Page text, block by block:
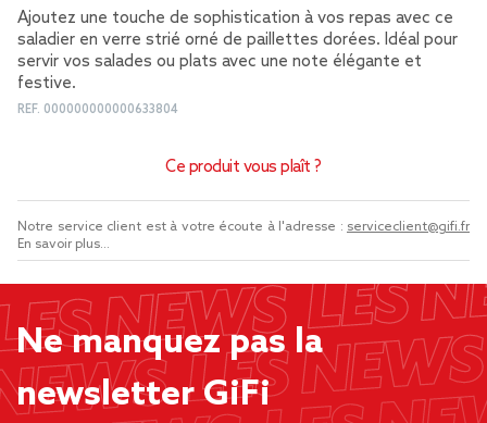
Ajoutez une touche de sophistication à vos repas avec ce
saladier en verre strié orné de paillettes dorées. Idéal pour
servir vos salades ou plats avec une note élégante et
festive.
REF. 000000000000633804
Ce produit vous plaît ?
Notre service client est à votre écoute à l'adresse : serviceclient@gifi.fr
En savoir plus...
Ne manquez pas la
newsletter GiFi